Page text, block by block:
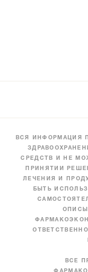
ВСЯ ИНФОРМАЦИЯ
СРЕДСТВ И НЕ
ПРИНЯТИИ
ЛЕЧЕНИЯ И
БЫТЬ
ВСЕ